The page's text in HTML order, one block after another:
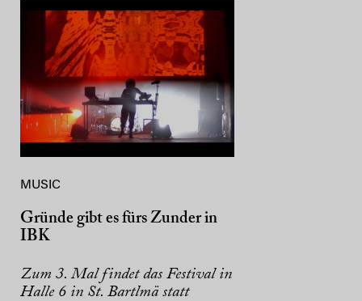
MUSIC
Gründe gibt es fürs Zunder in
IBK
Zum 3. Mal findet das Festival in
Halle 6 in St. Bartlmä statt